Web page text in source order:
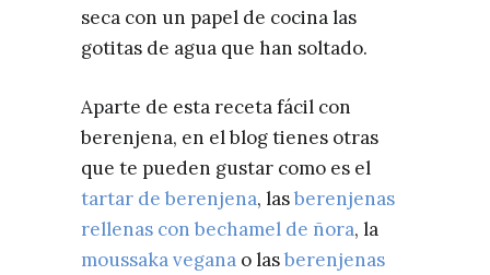
seca con un papel de cocina las
gotitas de agua que han soltado.
Aparte de esta receta fácil con
berenjena, en el blog tienes otras
que te pueden gustar como es el
tartar de berenjena, lasberenjenas
rellenas con bechamel de ñora, la
moussaka vegana o lasberenjenas